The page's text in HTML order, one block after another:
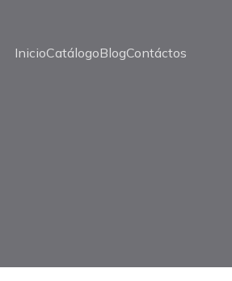
InicioCatálogoBlogContáctos